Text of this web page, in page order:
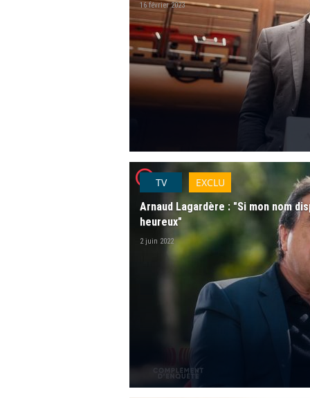
16 février 2023
player2TV
EXCLU
Arnaud Lagardère : "Si mon nom
heureux"
2 juin 2022